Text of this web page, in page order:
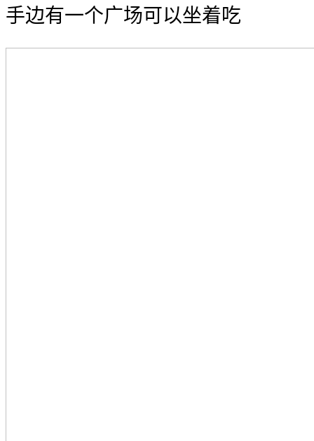
手边有一个广场可以坐着吃